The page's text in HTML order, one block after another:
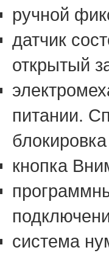
ручной
датчик
открытый
питании.
кнопка
система